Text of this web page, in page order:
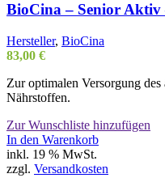
BioCina – Senior Aktiv
Hersteller, BioCina
83,00 €
Zur optimalen Versorgung
Nährstoffen.
Zur Wunschliste hinzufügen
In den Warenkorb
inkl. 19 % MwSt.
zzgl. Versandkosten